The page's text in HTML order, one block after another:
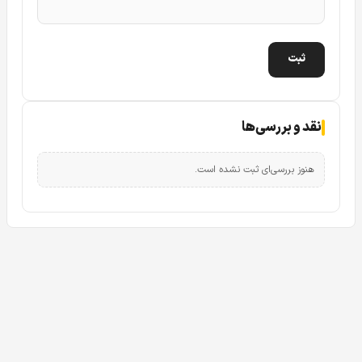
تصاویر را با رزولوشن
30 فریم بر ثانیه ثبت کند. این کیفیت تصویر برای بسیاری از
کاربردهای نظارتی کاملاً کافی و استاندارد است.
اعتماد برای مشاهده وقایع روزانه است. برای کاربر فنی نیز، این
رزولوشن امکان ذخیره‌سازی بهینه و پردازش سریع‌تر تصاویر را
فراهم می‌کند.B1A21PUAدر محیط‌هایی با نور مناسب، تصاویر
نقد و بررسی‌ها
هنوز بررسی‌ای ثبت نشده است.